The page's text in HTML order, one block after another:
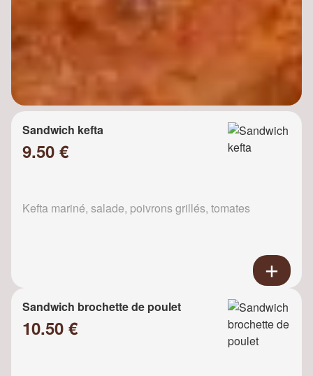
Sandwich kefta
9.50 €
Kefta mariné, salade, poivrons grillés, tomates
Sandwich brochette de poulet
10.50 €